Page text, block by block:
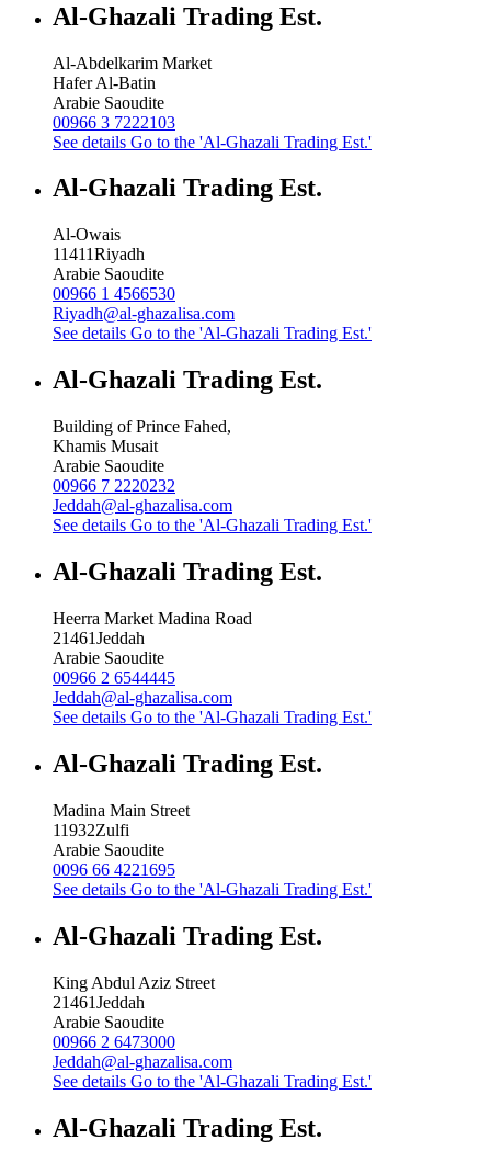
Al-Ghazali Trading Est.
Al-Abdelkarim Market
Hafer Al-Batin
Arabie Saoudite
00966 3 7222103
See details Go to the 'Al-Ghazali Trading Est.'
Al-Ghazali Trading Est.
Al-Owais
11411Riyadh
Arabie Saoudite
00966 1 4566530
Riyadh@al-ghazalisa.com
See details Go to the 'Al-Ghazali Trading Est.'
Al-Ghazali Trading Est.
Building of Prince Fahed,
Khamis Musait
Arabie Saoudite
00966 7 2220232
Jeddah@al-ghazalisa.com
See details Go to the 'Al-Ghazali Trading Est.'
Al-Ghazali Trading Est.
Heerra Market Madina Road
21461Jeddah
Arabie Saoudite
00966 2 6544445
Jeddah@al-ghazalisa.com
See details Go to the 'Al-Ghazali Trading Est.'
Al-Ghazali Trading Est.
Madina Main Street
11932Zulfi
Arabie Saoudite
0096 66 4221695
See details Go to the 'Al-Ghazali Trading Est.'
Al-Ghazali Trading Est.
King Abdul Aziz Street
21461Jeddah
Arabie Saoudite
00966 2 6473000
Jeddah@al-ghazalisa.com
See details Go to the 'Al-Ghazali Trading Est.'
Al-Ghazali Trading Est.